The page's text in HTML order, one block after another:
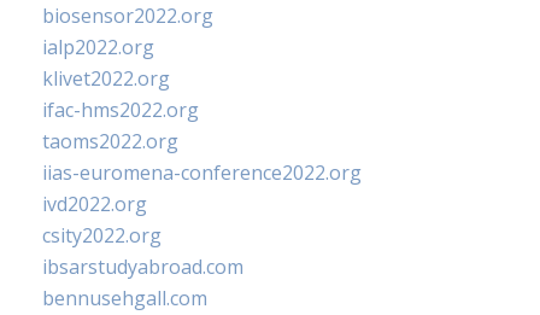
biosensor2022.org
ialp2022.org
klivet2022.org
ifac-hms2022.org
taoms2022.org
iias-euromena-conference2022.org
ivd2022.org
csity2022.org
ibsarstudyabroad.com
bennusehgall.com